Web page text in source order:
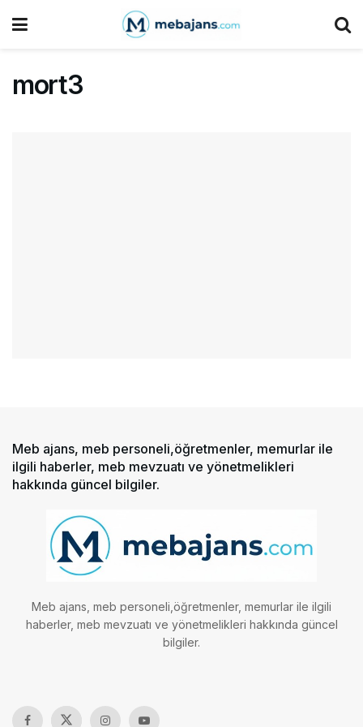
mort3
Meb ajans, meb personeli,öğretmenler, memurlar ile
ilgili haberler, meb mevzuatı ve yönetmelikleri
hakkında güncel bilgiler.
Meb ajans, meb personeli,öğretmenler, memurlar ile ilgili
haberler, meb mevzuatı ve yönetmelikleri hakkında güncel
bilgiler.